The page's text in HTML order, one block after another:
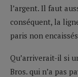
l’argent. Il faut
conséquent, la
paris non
Qu’arriverait-il si
Bros. qui n’a pas